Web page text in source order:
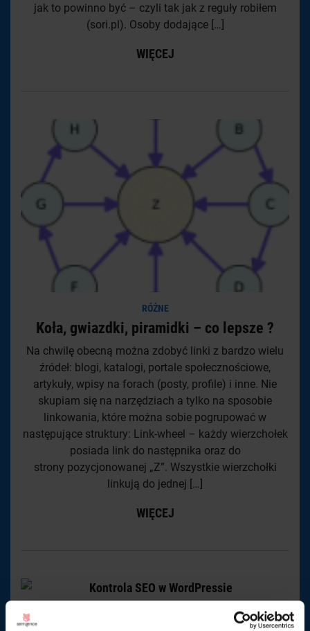
jak to powinno być – czyli tak jak z reguły robiłem
(sori.pl). Osoby dodające […]
WIĘCEJ
RÓŻNE
Koła, gwiazdki, piramidki – co lepsze ?
Na chwilę obecną można zdobyć linki z bardzo wielu
źródeł: blogi, katalogi, portale społecznościowe,
artykuły, wpisy na forach (posty, profile) i inne. Nie
skupiam się na narzędziach a tylko na sposobie
linkowania, które można sobie pogrupować w
następujące struktury: Link-wheel – każdy wierzchołek
posiada link do następnika oraz do
strony pozycjonowanej „Z”. Wszystkie wierzchołki
linkują do jednej […]
WIĘCEJ